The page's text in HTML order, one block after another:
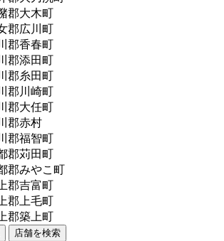
郡大木町
郡広川町
郡香春町
郡添田町
郡糸田町
郡川崎町
郡大任町
郡赤村
郡福智町
郡苅田町
郡みやこ町
郡吉富町
郡上毛町
郡築上町
店舗を検索